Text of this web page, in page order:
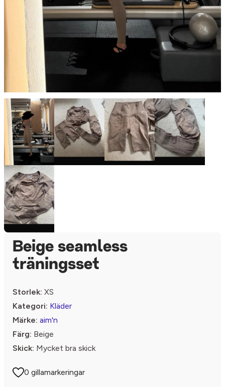
Beige seamless
träningsset
Storlek: XS
Kategori: Kläder
Märke: aim'n
Färg: Beige
Skick: Mycket bra skick
0 gillamarkeringar